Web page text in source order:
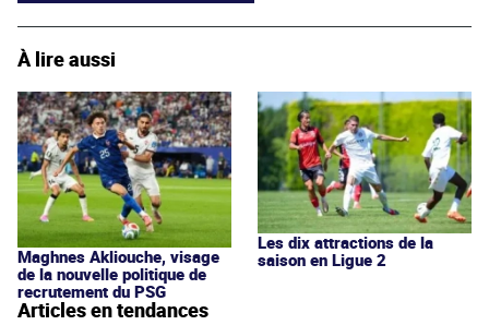
À lire aussi
Maghnes Akliouche, visage
de la nouvelle politique de
recrutement du PSG
Les dix attractions de la
saison en Ligue 2
Articles en tendances